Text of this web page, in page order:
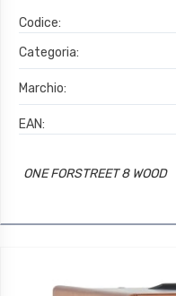
Codice:
Categoria:
Marchio:
EAN:
ONE FORSTREET 8 WOOD